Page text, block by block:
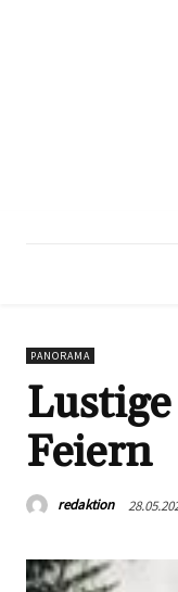
PANORAMA
Feiern
redaktion